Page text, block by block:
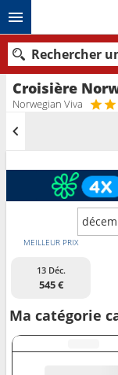
Norwegian Viva
MEILLEUR PRIX
13 Déc.
545 €
Ma catégorie
Rechercher
Nos
Ports